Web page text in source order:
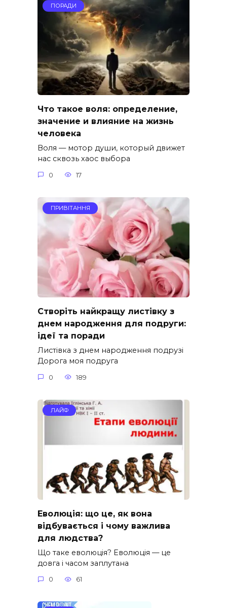
ПОРАДИ
Что такое воля: определение,
значение и влияние на жизнь
человека
Воля — мотор души, который движет
нас сквозь хаос выбора
0 17
ПРИВІТАННЯ
Створіть найкращу листівку з
днем народження для подруги:
ідеї та поради
Листівка з днем народження подрузі
Дорога моя подруга
0 189
ЛАЙФ
Еволюція: що це, як вона
відбувається і чому важлива
для людства?
Що таке еволюція? Еволюція — це
довга і часом заплутана
0 61